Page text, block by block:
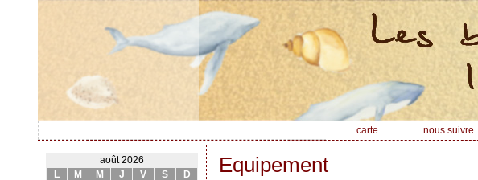
carte nous suivre
août 2026
L
M M J V S
D
Equipement